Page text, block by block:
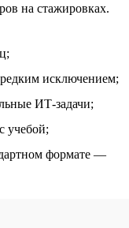
на стажировках.
исключением;
ИТ-задачи;
учебой;
формате —